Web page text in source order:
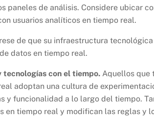
paneles de análisis. Considere ubicar
usuarios analíticos en tiempo real.
de que su infraestructura
datos en tiempo real.
con el tiempo.Aquellos que
adoptan una cultura de
y funcionalidad a lo largo del tiempo.
en tiempo real y modifican las reglas y